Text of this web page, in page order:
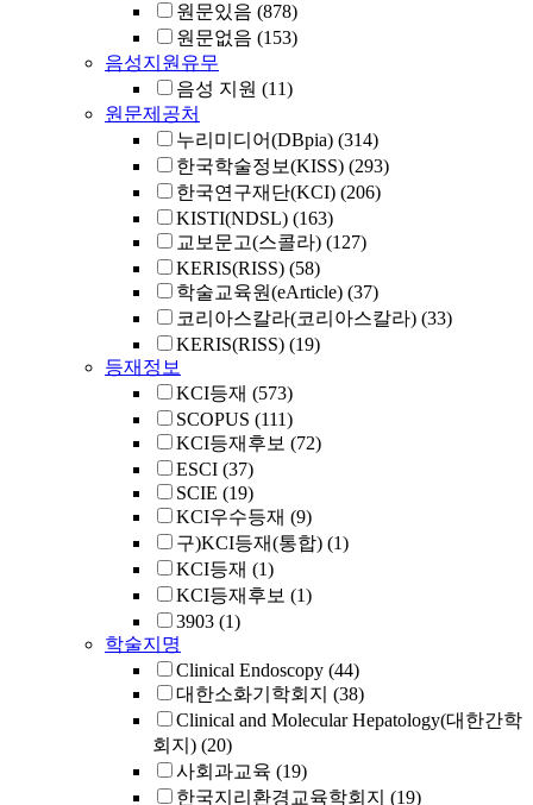
원문있음 (878)
원문없음 (153)
음성지원유무
음성 지원 (11)
원문제공처
누리미디어(DBpia) (314)
한국학술정보(KISS) (293)
한국연구재단(KCI) (206)
KISTI(NDSL) (163)
교보문고(스콜라) (127)
KERIS(RISS) (58)
학술교육원(eArticle) (37)
코리아스칼라(코리아스칼라) (33)
KERIS(RISS) (19)
등재정보
KCI등재 (573)
SCOPUS (111)
KCI등재후보 (72)
ESCI (37)
SCIE (19)
KCI우수등재 (9)
구)KCI등재(통합) (1)
KCI등재 (1)
KCI등재후보 (1)
3903 (1)
학술지명
Clinical Endoscopy (44)
대한소화기학회지 (38)
Clinical and Molecular Hepatology(대한간학
회지) (20)
사회과교육 (19)
한국지리환경교육학회지 (19)